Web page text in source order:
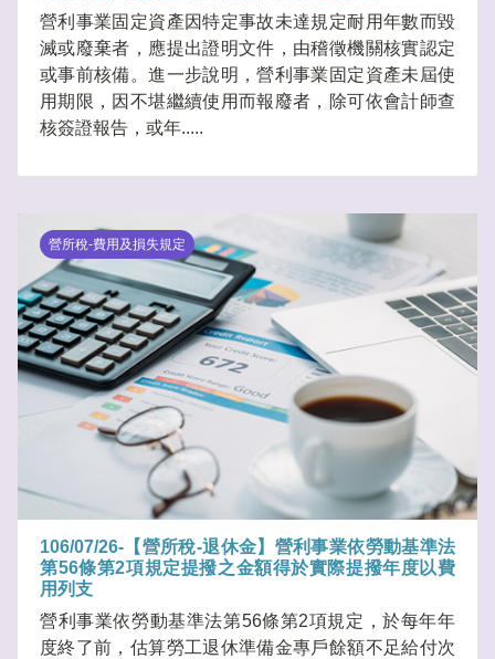
營利事業固定資產因特定事故未達規定耐用年數而毀
滅或廢棄者，應提出證明文件，由稽徵機關核實認定
或事前核備。進一步說明，營利事業固定資產未屆使
用期限，因不堪繼續使用而報廢者，除可依會計師查
核簽證報告，或年.....
營所稅-費用及損失規定
106/07/26-【營所稅-退休金】營利事業依勞動基準法
第56條第2項規定提撥之金額得於實際提撥年度以費
用列支
營利事業依勞動基準法第56條第2項規定，於每年年
度終了前，估算勞工退休準備金專戶餘額不足給付次